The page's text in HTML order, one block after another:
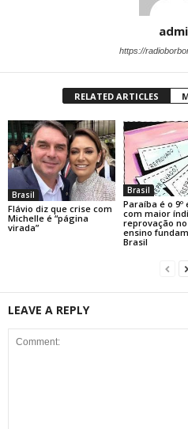
https://
RELATED ARTICLES
Brasil
Flávio diz que crise com
Michelle é “página
virada”
Brasil
Paraíba é o 9º
com maior
reprovação
ensino
Brasil
LEAVE A REPLY